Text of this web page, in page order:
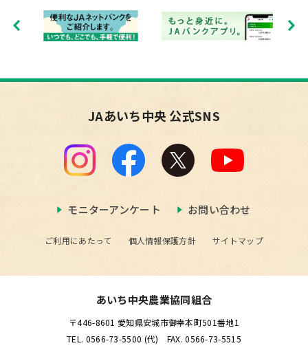
JAあいち中央 公式SNS
モニターアンケート お問い合わせ
ご利用にあたって 個人情報保護方針 サイトマップ
あいち中央農業協同組合
〒446-8601 愛知県安城市御幸本町501番地1
TEL. 0566-73-5500 (代) FAX. 0566-73-5515